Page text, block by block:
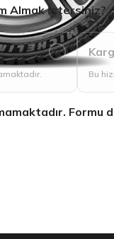
Almak İstersiniz?
Bu
Formu